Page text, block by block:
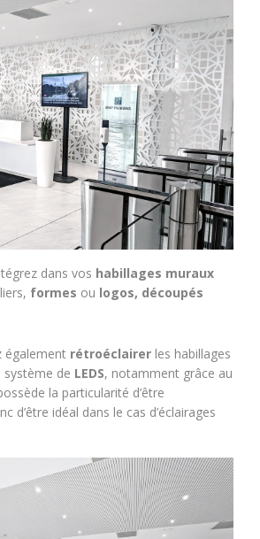
dans vos habillages muraux
formes ou logos, découpés
également rétroéclairer les habillages
système de LEDS, notamment grâce au
la particularité d’être
d’être idéal dans le cas d’éclairages